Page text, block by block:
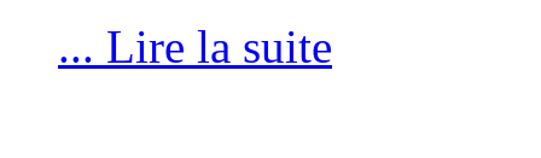
... Lire la suite